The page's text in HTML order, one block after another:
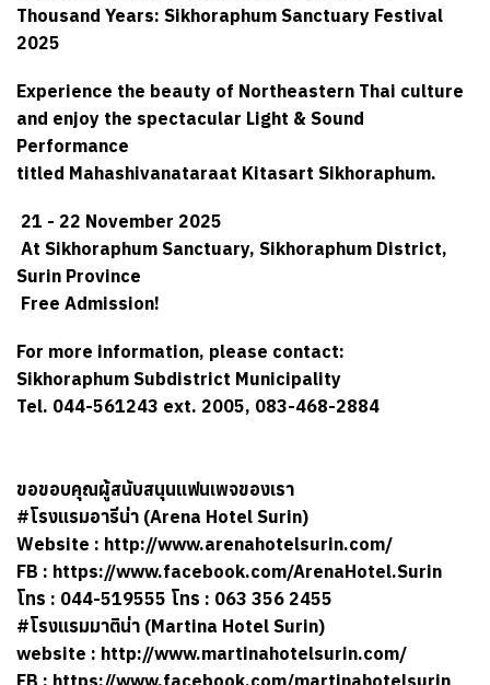
Thousand Years: Sikhoraphum Sanctuary Festival
2025
Experience the beauty of Northeastern Thai culture
and enjoy the spectacular Light & Sound
Performance
titled Mahashivanataraat Kitasart Sikhoraphum.
21 - 22 November 2025
At Sikhoraphum Sanctuary, Sikhoraphum District,
Surin Province
Free Admission!
For more information, please contact:
Sikhoraphum Subdistrict Municipality
Tel. 044-561243 ext. 2005, 083-468-2884
ขอขอบคุณผู้สนับสนุนแฟนเพจของเรา
#โรงแรมอารีน่า (Arena Hotel Surin)
Website : http://www.arenahotelsurin.com/
FB : https://www.facebook.com/ArenaHotel.Surin
โทร : 044-519555 โทร : 063 356 2455
#โรงแรมมาติน่า (Martina Hotel Surin)
website : http://www.martinahotelsurin.com/
FB : https://www.facebook.com/martinahotelsurin